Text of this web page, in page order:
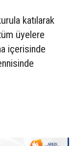
katılarak
üyelere
içerisinde